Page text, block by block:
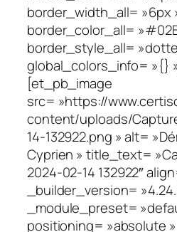
border_width_all= »6px
border_color_all=
border_style_all=
global_colors_info= »{}
[et_pb_image
src= »https://
content/uploads/
14-132922.png » alt=
Cyprien » title_text=
2024-02-14 132922″
_builder_version=
_module_preset=
positioning= »absolute »